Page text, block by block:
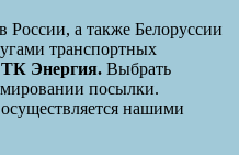
России, а также Белоруссии
транспортных
Энергия. Выбрать
посылки.
нашими